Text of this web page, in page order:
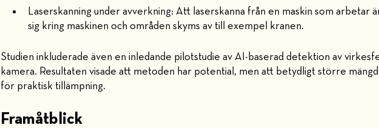
Laserskanning under avverkning: Att laserskanna från en maskin som arbetar
sig kring maskinen och områden skyms av till exempel kranen.
Studien inkluderade även en inledande pilotstudie av AI-baserad detektion av
kamera. Resultaten visade att metoden har potential, men att betydligt större
för praktisk tillämpning.
Framåtblick